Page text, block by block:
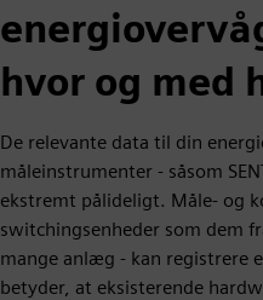
hvor og med
De relevante data til din
måleinstrumenter - såsom
ekstremt pålideligt. Måle- og
switchingsenheder som dem
mange anlæg - kan registrere
betyder, at eksisterende